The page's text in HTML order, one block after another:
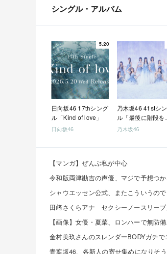
シングル・アルバム
5.20
日向坂46 17thシング
ル「Kind of love」
日向坂46
乃木坂46 41stシ
ル「最後に階段を
け上がったのはいつ
乃木坂46
【マンガ】ぜんぶ私が中心
令和版両津勘吉の声優、マジで予想つ
シャウエッセン公式、またこういうの
田﨑さくらアナ セクシーノースリー
【画像】女優・夏菜、ロンハーで無防